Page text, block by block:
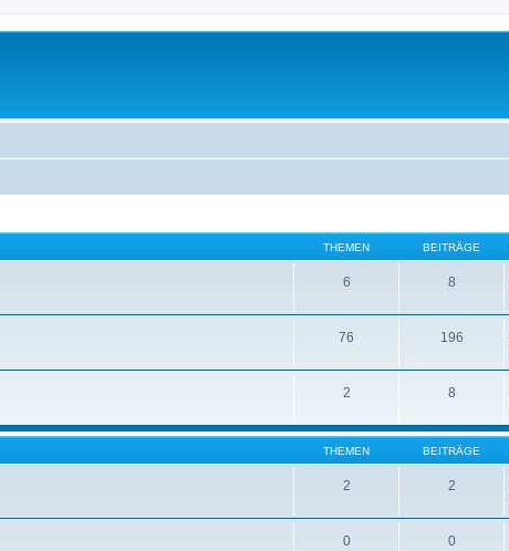
THEMEN BEITRÄGE
6 8
76 196
2 8
THEMEN BEITRÄGE
2 2
0 0